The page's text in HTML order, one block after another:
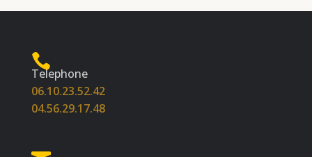
Telephone
06.10.23.52.42
04.56.29.17.48